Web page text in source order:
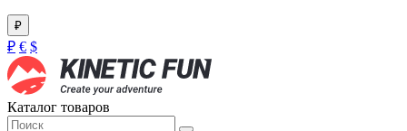
₽
₽ € $
Каталог товаров